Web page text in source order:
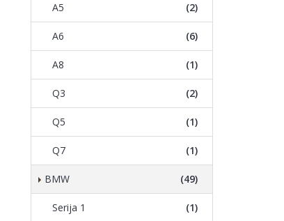
A5 (2)
A6 (6)
A8 (1)
Q3 (2)
Q5 (1)
Q7 (1)
BMW (49)
Serija 1 (1)